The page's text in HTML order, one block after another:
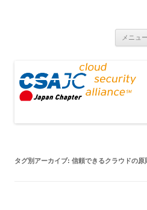
メニュー
タグ別アーカイブ: 信頼できるクラウドの原